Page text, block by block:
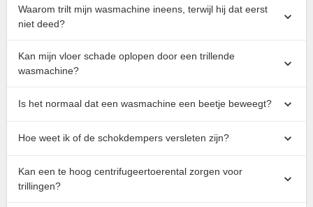
Waarom trilt mijn wasmachine ineens, terwijl hij dat eerst
niet deed?
Kan mijn vloer schade oplopen door een trillende
wasmachine?
Is het normaal dat een wasmachine een beetje beweegt?
Hoe weet ik of de schokdempers versleten zijn?
Kan een te hoog centrifugeertoerental zorgen voor
trillingen?